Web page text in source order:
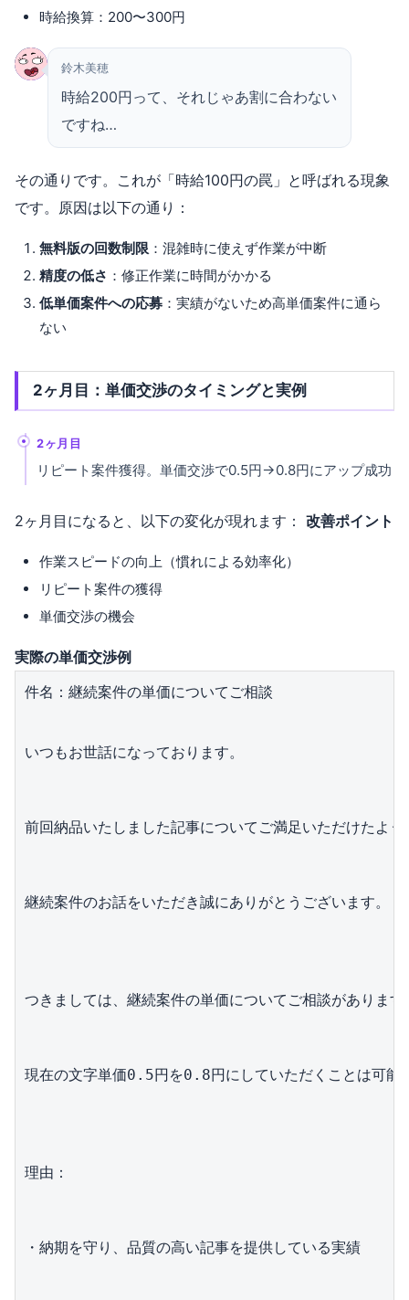
時給換算：200〜300円
鈴木美穂
時給200円って、それじゃあ割に合わない
ですね…
その通りです。これが「時給100円の罠」と呼ばれる現象
です。原因は以下の通り：
無料版の回数制限 ：混雑時に使えず作業が中断
精度の低さ ：修正作業に時間がかかる
低単価案件への応募 ：実績がないため高単価案件に通ら
ない
2ヶ月目：単価交渉のタイミングと実例
2ヶ月目
リピート案件獲得。単価交渉で0.5円→0.8円にアップ成功
2ヶ月目になると、以下の変化が現れます： 改善ポイント
作業スピードの向上（慣れによる効率化）
リピート案件の獲得
単価交渉の機会
実際の単価交渉例
件名：継続案件の単価についてご相談
いつもお世話になっております。
前回納品いたしました記事についてご満足いただけたよう
継続案件のお話をいただき誠にありがとうございます。
つきましては、継続案件の単価についてご相談があります
現在の文字単価0.5円を0.8円にしていただくことは可能
理由：
・納期を守り、品質の高い記事を提供している実績